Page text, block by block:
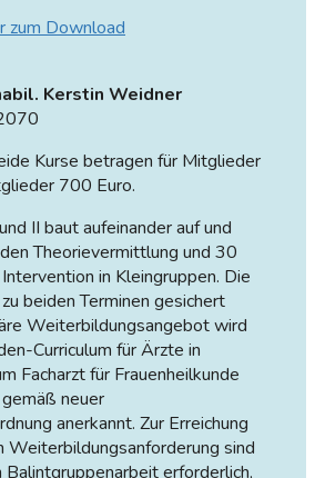
zum Download
Kerstin Weidner
Kurse betragen für Mitglieder
700 Euro.
II baut aufeinander auf und
Theorievermittlung und 30
in Kleingruppen. Die
beiden Terminen gesichert
Weiterbildungsangebot wird
Curriculum für Ärzte in
Facharzt für Frauenheilkunde
neuer
anerkannt. Zur Erreichung
Weiterbildungsanforderung sind
erforderlich,